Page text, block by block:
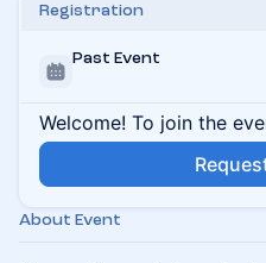
Registration
Past Event
Welcome! To join the
About Event